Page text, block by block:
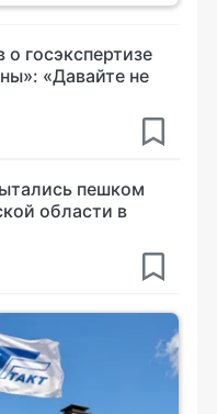
госэкспертизе
«Давайте не
пешком
области в